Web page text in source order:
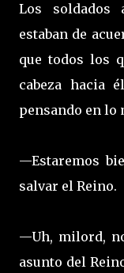
Los soldados
estaban de
que todos los
cabeza hacia
pensando en lo
—Estaremos
salvar el Reino.
—Uh, milord,
asunto del